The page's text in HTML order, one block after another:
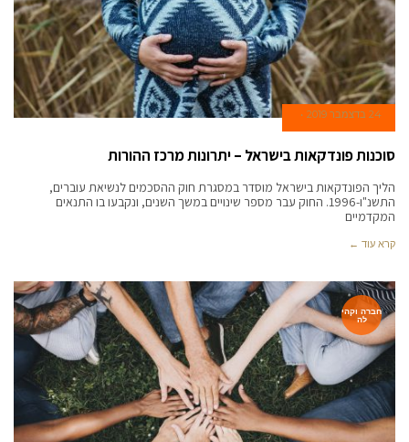
24 בדצמבר 2019
סוכנות פונדקאות בישראל – יתרונות מרכז ההורות
הליך הפונדקאות בישראל מוסדר במסגרת חוק ההסכמים לנשיאת עוברים,
התשנ"ו-1996. החוק עבר מספר שינויים במשך השנים, ונקבעו בו התנאים
המקדמיים
קרא עוד ←
חברה וקהי
לה